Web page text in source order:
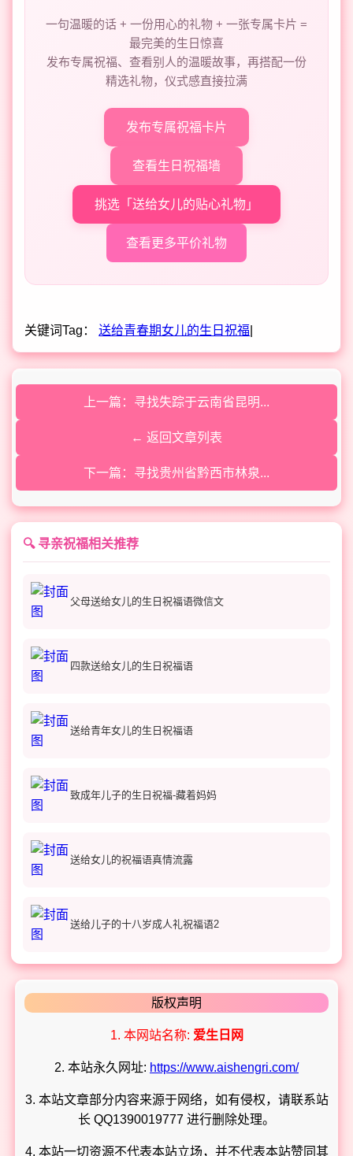
一句温暖的话 + 一份用心的礼物 + 一张专属卡片 =
最完美的生日惊喜
发布专属祝福、查看别人的温暖故事，再搭配一份
精选礼物，仪式感直接拉满
发布专属祝福卡片
查看生日祝福墙
挑选「送给女儿的贴心礼物」
查看更多平价礼物
关键词Tag： 送给青春期女儿的生日祝福
上一篇：寻找失踪于云南省昆明...
← 返回文章列表
下一篇：寻找贵州省黔西市林泉...
🔍 寻亲祝福相关推荐
父母送给女儿的生日祝福语微信文
四款送给女儿的生日祝福语
送给青年女儿的生日祝福语
致成年儿子的生日祝福-藏着妈妈
送给女儿的祝福语真情流露
送给儿子的十八岁成人礼祝福语2
版权声明
1. 本网站名称: 爱生日网
2. 本站永久网址: https://www.aishengri.com/
3. 本站文章部分内容来源于网络，如有侵权，请联系站
长 QQ1390019777 进行删除处理。
4. 本站一切资源不代表本站立场，并不代表本站赞同其